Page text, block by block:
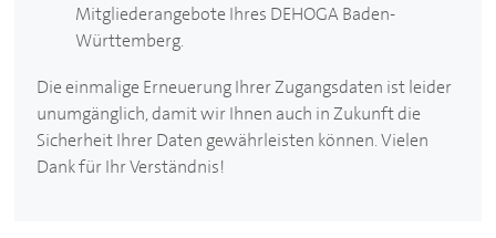
Mitgliederangebote Ihres DEHOGABaden-
Württemberg.
Die einmalige Erneuerung Ihrer Zugangsdaten ist leider
unumgänglich, damit wir Ihnen auch in Zukunft die
Sicherheit Ihrer Daten gewährleisten können. Vielen
Dank für Ihr Verständnis!